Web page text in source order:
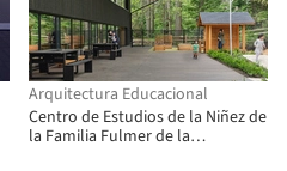
Arquitectura Educacional
Centro de Estudios de la Niñez de
la Familia Fulmer de la